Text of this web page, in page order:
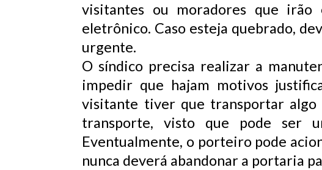
visitantes ou moradores que
eletrônico. Caso esteja quebrado,
urgente.
O síndico precisa realizar a
impedir que hajam motivos
visitante tiver que transportar
transporte, visto que pode ser
Eventualmente, o porteiro pode
nunca deverá abandonar a portaria